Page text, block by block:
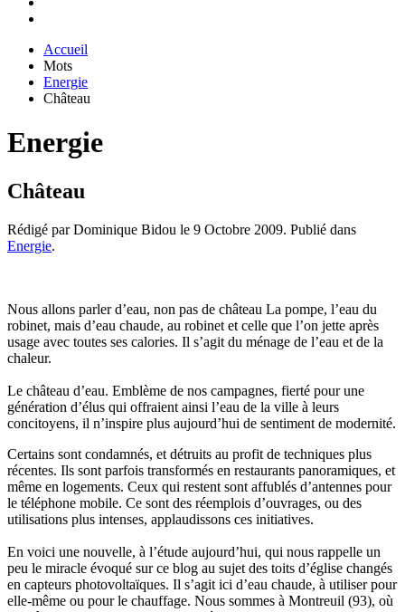
Accueil
Mots
Energie
Château
Energie
Château
Rédigé par Dominique Bidou le 9 Octobre 2009. Publié dans
Energie.
Nous allons parler d’eau, non pas de château La pompe, l’eau du
robinet, mais d’eau chaude, au robinet et celle que l’on jette après
usage avec toutes ses calories. Il s’agit du ménage de l’eau et de la
chaleur.
Le château d’eau. Emblème de nos campagnes, fierté pour une
génération d’élus qui offraient ainsi l’eau de la ville à leurs
concitoyens, il n’inspire plus aujourd’hui de sentiment de modernité.
Certains sont condamnés, et détruits au profit de techniques plus
récentes. Ils sont parfois transformés en restaurants panoramiques, et
même en logements. Ceux qui restent sont affublés d’antennes pour
le téléphone mobile. Ce sont des réemplois d’ouvrages, ou des
utilisations plus intenses, applaudissons ces initiatives.
En voici une nouvelle, à l’étude aujourd’hui, qui nous rappelle un
peu le miracle évoqué sur ce blog au sujet des toits d’église changés
en capteurs photovoltaïques. Il s’agit ici d’eau chaude, à utiliser pour
elle-même ou pour le chauffage. Nous sommes à Montreuil (93), où